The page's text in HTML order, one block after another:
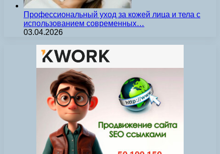
Профессиональный уход за кожей лица и тела с
использованием современных…
03.04.2026